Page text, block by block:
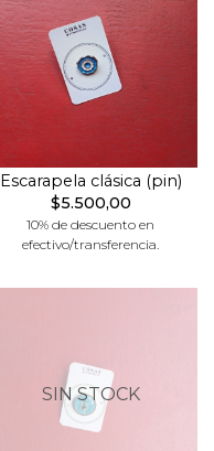
Escarapela clásica (pin)
$5.500,00
10% de descuento en
efectivo/transferencia.
SIN STOCK